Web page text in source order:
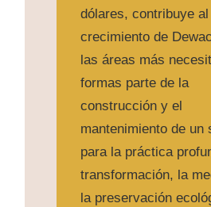
dólares, contribuye al
crecimiento de
las áreas más
formas parte de la
construcción y el
mantenimiento de un
para la práctica
transformación, la
la preservación